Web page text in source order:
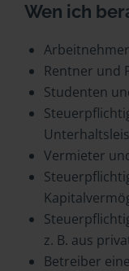
Wen ich
Rentner und
Studenten
Vermieter
z. B. aus
Betreiber